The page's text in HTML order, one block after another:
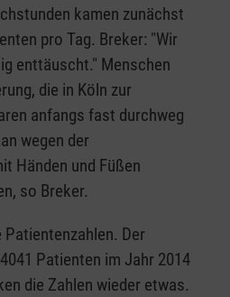
kamen zunächst
pro Tag. Breker: "Wir
enttäuscht." Menschen
die in Köln zur
anfangs fast durchweg
wegen der
Händen und Füßen
so Breker.
Patientenzahlen. Der
Patienten im Jahr 2014
die Zahlen wieder etwas.